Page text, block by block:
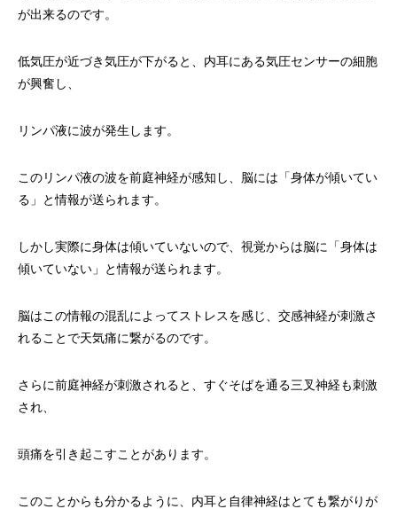
が出来るのです。
低気圧が近づき気圧が下がると、内耳にある気圧センサーの細胞
が興奮し、
リンパ液に波が発生します。
このリンパ液の波を前庭神経が感知し、脳には「身体が傾いてい
る」と情報が送られます。
しかし実際に身体は傾いていないので、視覚からは脳に「身体は
傾いていない」と情報が送られます。
脳はこの情報の混乱によってストレスを感じ、交感神経が刺激さ
れることで天気痛に繋がるのです。
さらに前庭神経が刺激されると、すぐそばを通る三叉神経も刺激
され、
頭痛を引き起こすことがあります。
このことからも分かるように、内耳と自律神経はとても繋がりが